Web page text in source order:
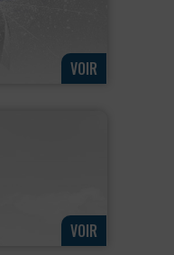
VOIR
VOIR